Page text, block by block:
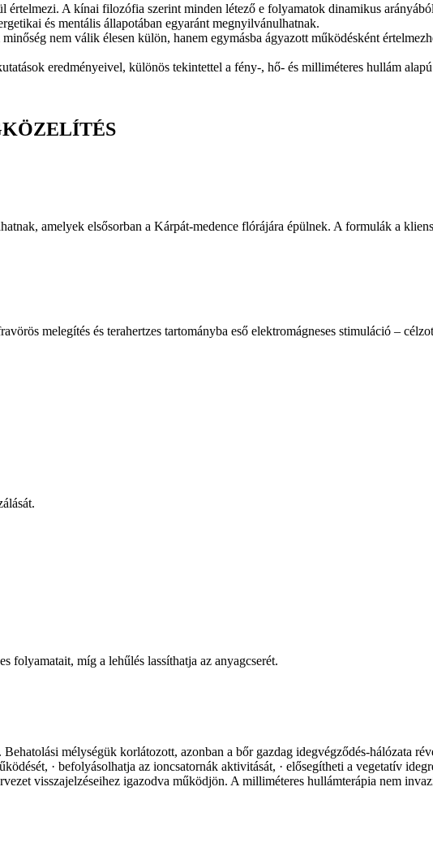
A kínai filozófia szerint minden létező e folyamatok dinamikus
és mentális állapotában egyaránt megnyilvánulhatnak.
nem válik élesen külön, hanem egymásba ágyazott működésként
eredményeivel, különös tekintettel a fény-, hő- és milliméteres hullám
amelyek elsősorban a Kárpát-medence flórájára épülnek. A formulák a
melegítés és terahertzes tartományba eső elektromágneses stimuláció –
folyamatait, míg a lehűlés lassíthatja az anyagcserét.
mélységük korlátozott, azonban a bőr gazdag idegvégződés-hálózata
· befolyásolhatja az ioncsatornák aktivitását, · elősegítheti a vegetatív
visszajelzéseihez igazodva működjön. A milliméteres hullámterápia nem